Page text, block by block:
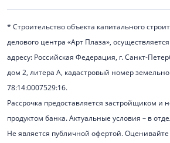
* Строительство объекта капитального
делового центра «Арт Плаза»,
адресу: Российская Федерация, г. Санкт-
дом 2, литера А, кадастровый номер
78:14:0007529:16.
Рассрочка предоставляется застройщиком и
продуктом банка. Актуальные условия – в
Не является публичной офертой.